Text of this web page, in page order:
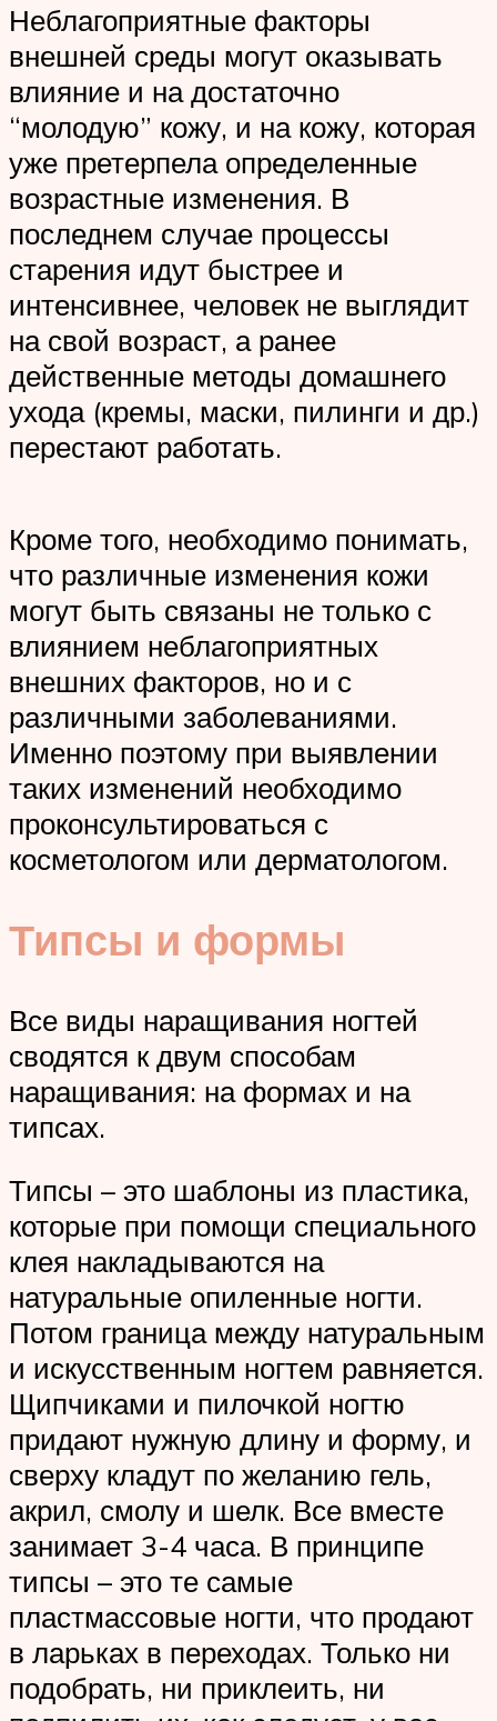
Неблагоприятные факторы
внешней среды могут оказывать
влияние и на достаточно
“молодую” кожу, и на кожу, которая
уже претерпела определенные
возрастные изменения. В
последнем случае процессы
старения идут быстрее и
интенсивнее, человек не выглядит
на свой возраст, а ранее
действенные методы домашнего
ухода (кремы, маски, пилинги и др.)
перестают работать.
Кроме того, необходимо понимать,
что различные изменения кожи
могут быть связаны не только с
влиянием неблагоприятных
внешних факторов, но и с
различными заболеваниями.
Именно поэтому при выявлении
таких изменений необходимо
проконсультироваться с
косметологом или дерматологом.
Типсы и формы
Все виды наращивания ногтей
сводятся к двум способам
наращивания: на формах и на
типсах.
Типсы – это шаблоны из пластика,
которые при помощи специального
клея накладываются на
натуральные опиленные ногти.
Потом граница между натуральным
и искусственным ногтем равняется.
Щипчиками и пилочкой ногтю
придают нужную длину и форму, и
сверху кладут по желанию гель,
акрил, смолу и шелк. Все вместе
занимает 3-4 часа. В принципе
типсы – это те самые
пластмассовые ногти, что продают
в ларьках в переходах. Только ни
подобрать, ни приклеить, ни